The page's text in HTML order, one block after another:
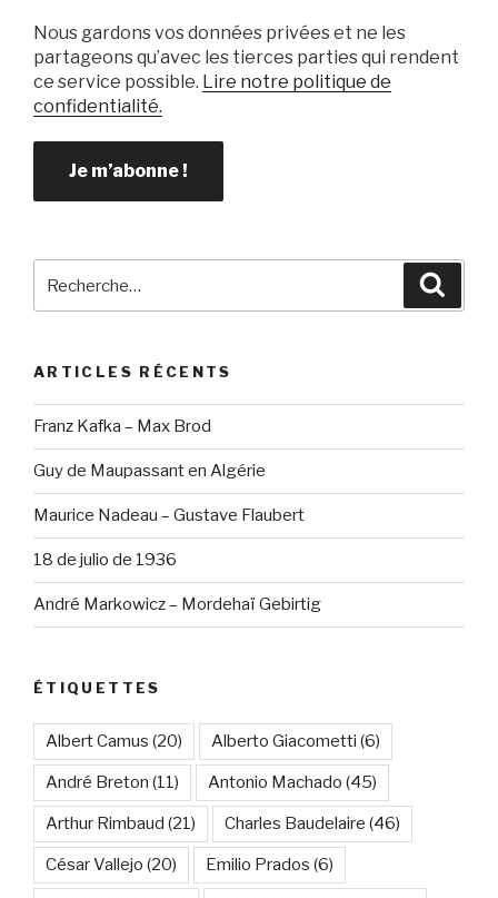
Nous gardons vos données privées et ne les
partageons qu’avec les tierces parties qui rendent
ce service possible. Lire notre politique de
confidentialité.
ARTICLES RÉCENTS
Franz Kafka – Max Brod
Guy de Maupassant en Algérie
Maurice Nadeau – Gustave Flaubert
18 de julio de 1936
André Markowicz – Mordehaï Gebirtig
ÉTIQUETTES
Albert Camus (20) Alberto Giacometti (6)
André Breton (11) Antonio Machado (45)
Arthur Rimbaud (21) Charles Baudelaire (46)
César Vallejo (20) Emilio Prados (6)